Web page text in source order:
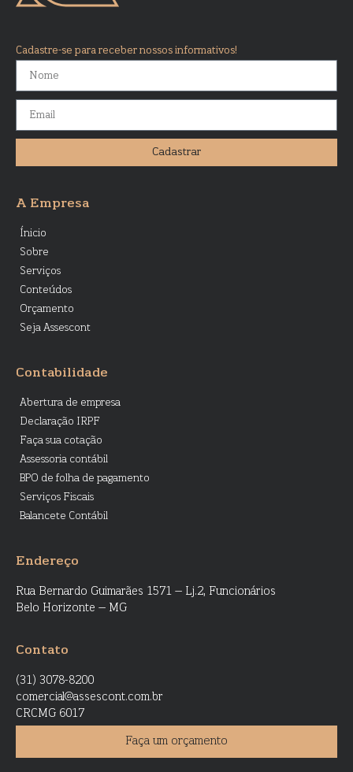
Cadastre-se para receber nossos informativos!
Cadastrar
A Empresa
Ínicio
Sobre
Serviços
Conteúdos
Orçamento
Seja Assescont
Contabilidade
Abertura de empresa
Declaração IRPF
Faça sua cotação
Assessoria contábil
BPO de folha de pagamento
Serviços Fiscais
Balancete Contábil
Endereço
Rua Bernardo Guimarães 1571 – Lj.2, Funcionários
Belo Horizonte – MG
Contato
(31) 3078-8200
comercial@assescont.com.br
CRCMG 6017
Faça um orçamento